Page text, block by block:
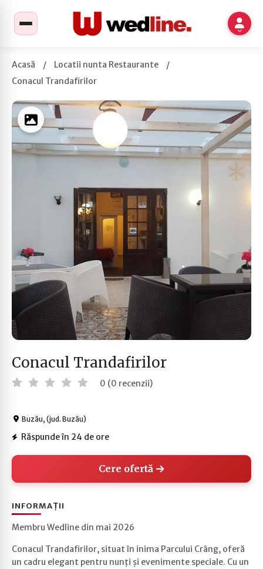
Acasă / Locatii nunta Restaurante
/
Conacul Trandafirilor
Conacul Trandafirilor
0 (0 recenzii)
Buzău, (jud. Buzău)
Răspunde în 24 de ore
Cere ofertă
INFORMAȚII
Membru Wedline din mai 2026
Conacul Trandafirilor, situat în inima Parcului Crâng, oferă
un cadru elegant pentru nunți și evenimente speciale. Cu un